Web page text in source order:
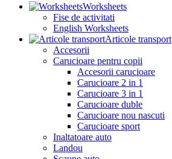
Worksheets
Fise de activitati
English Worksheets
Articole transport
Accesorii
Carucioare pentru copii
Accesorii carucioare
Carucioare 2 in 1
Carucioare 3 in 1
Carucioare duble
Carucioare nou nascuti
Carucioare sport
Inaltatoare auto
Landou